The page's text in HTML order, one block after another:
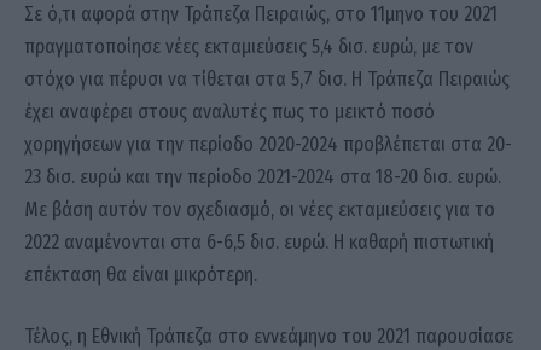
Σε ό,τι αφορά στην Τράπεζα Πειραιώς, στο 11μηνο του 2021
πραγματοποίησε νέες εκταμιεύσεις 5,4 δισ. ευρώ, με τον
στόχο για πέρυσι να τίθεται στα 5,7 δισ. Η Τράπεζα Πειραιώς
έχει αναφέρει στους αναλυτές πως το μεικτό ποσό
χορηγήσεων για την περίοδο 2020-2024 προβλέπεται στα 20-
23 δισ. ευρώ και την περίοδο 2021-2024 στα 18-20 δισ. ευρώ.
Με βάση αυτόν τον σχεδιασμό, οι νέες εκταμιεύσεις για το
2022 αναμένονται στα 6-6,5 δισ. ευρώ. Η καθαρή πιστωτική
επέκταση θα είναι μικρότερη.
Τέλος, η Εθνική Τράπεζα στο εννεάμηνο του 2021 παρουσίασε